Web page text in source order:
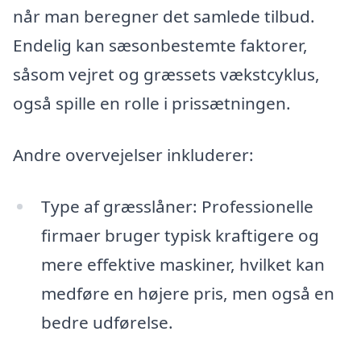
når man beregner det samlede tilbud.
Endelig kan sæsonbestemte faktorer,
såsom vejret og græssets vækstcyklus,
også spille en rolle i prissætningen.
Andre overvejelser inkluderer:
Type af græsslåner: Professionelle
firmaer bruger typisk kraftigere og
mere effektive maskiner, hvilket kan
medføre en højere pris, men også en
bedre udførelse.